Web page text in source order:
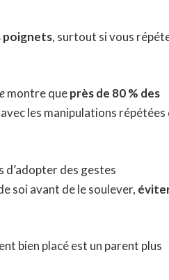
poignets, surtout si vous
montre queprès de 80 % des
avec les manipulations répétées
d’adopter des gestes
soi avant de le soulever,
bien placé est un parent plus